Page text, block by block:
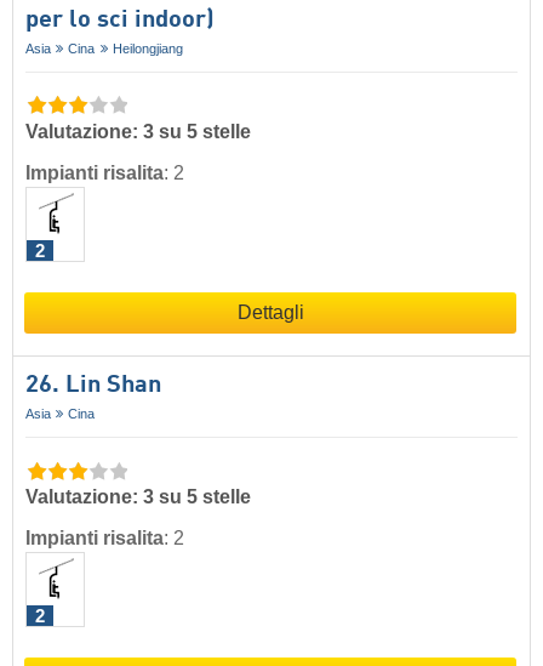
per lo sci indoor)
Asia Cina Heilongjiang
Valutazione: 3 su 5 stelle
Impianti risalita: 2
2
Dettagli
26. Lin Shan
Asia Cina
Valutazione: 3 su 5 stelle
Impianti risalita: 2
2